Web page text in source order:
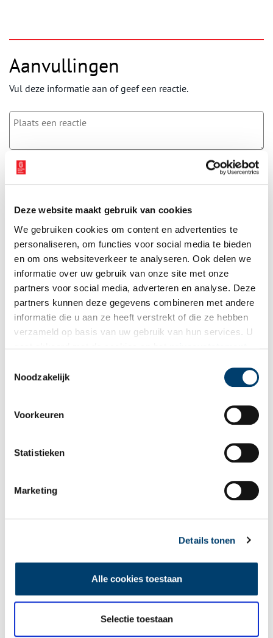
Deze website maakt gebruik van cookies
We gebruiken cookies om content en advertenties te
personaliseren, om functies voor social media te bieden
en om ons websiteverkeer te analyseren. Ook delen we
informatie over uw gebruik van onze site met onze
partners voor social media, adverteren en analyse. Deze
partners kunnen deze gegevens combineren met andere
informatie die u aan ze heeft verstrekt of die ze hebben
verzameld op basis van uw gebruik van hun services. U
Noodzakelijk
Voorkeuren
Statistieken
Marketing
Details tonen
Alle cookies toestaan
Selectie toestaan
Aanvullingen
Vul deze informatie aan of geef een reactie.
Vereiste velden zijn gemarkeerd met *. Het e-mailadres wordt niet
gepubliceerd.
E-mail*
Vink dit aan als u op de hoogte gehouden wil worden.
Tien verdwenen pretparken
De eendenboeten op De Haukes